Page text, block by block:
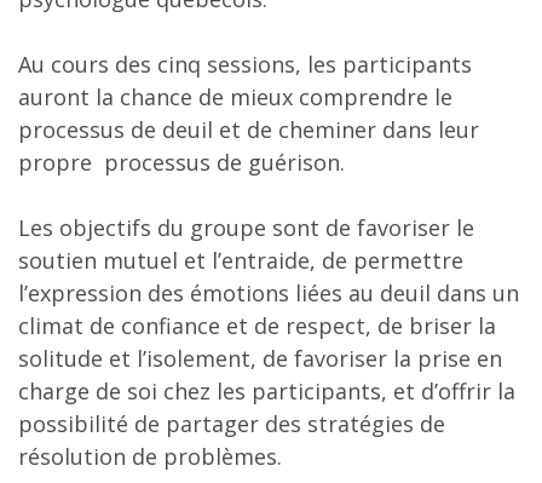
Au cours des cinq sessions, les participants
auront la chance de mieux comprendre le
processus de deuil et de cheminer dans leur
propre processus de guérison.
Les objectifs du groupe sont de favoriser le
soutien mutuel et l’entraide, de permettre
l’expression des émotions liées au deuil dans un
climat de confiance et de respect, de briser la
solitude et l’isolement, de favoriser la prise en
charge de soi chez les participants, et d’offrir la
possibilité de partager des stratégies de
résolution de problèmes.